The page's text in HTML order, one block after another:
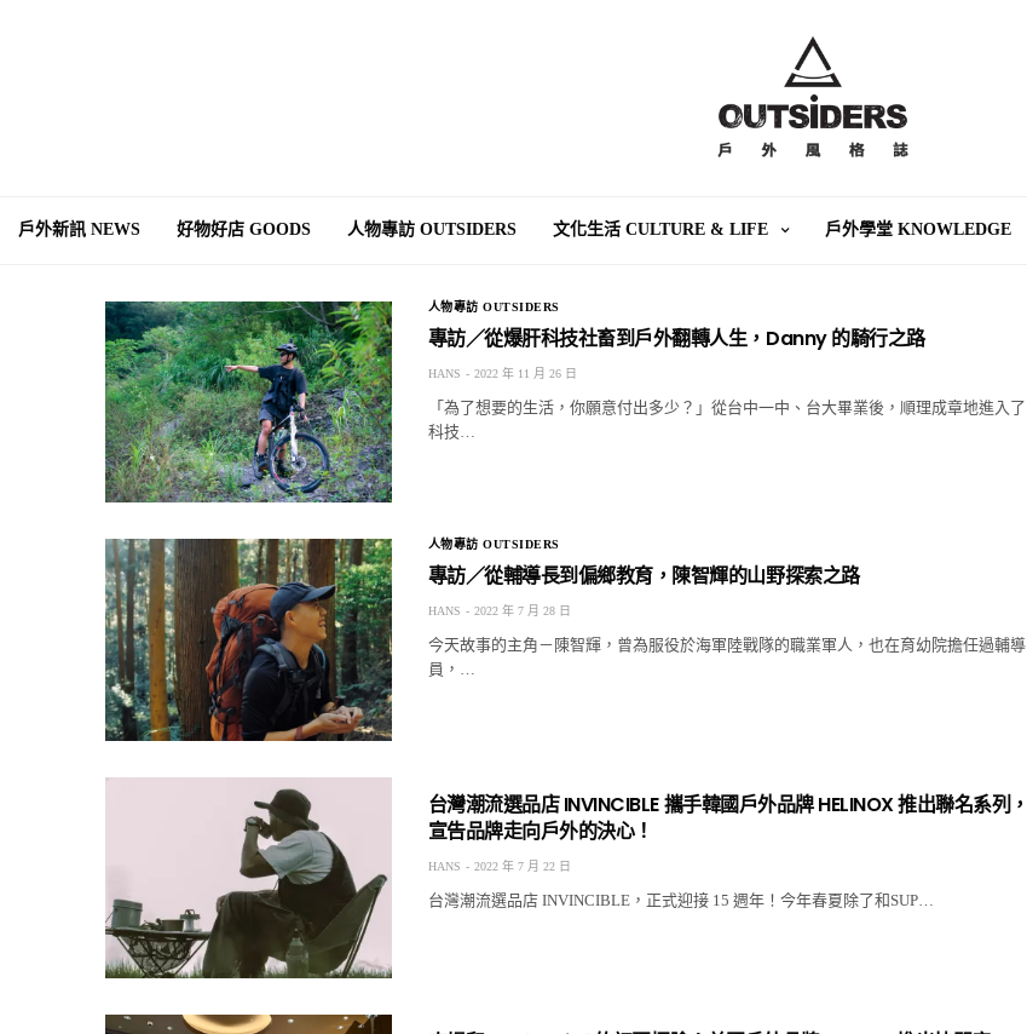
戶外新訊 NEWS 好物好店 GOODS 人物專訪 OUTSIDERS 文化生活 CULTURE & LIFE 戶外學堂 KNOWLEDGE
人物專訪 OUTSIDERS
專訪／從爆肝科技社畜到戶外翻轉人生，Danny 的騎行之路
HANS 2022 年 11 月 26 日
「為了想要的生活，你願意付出多少？」從台中一中、台大畢業後，順理成章地進入了
科技…
人物專訪 OUTSIDERS
專訪／從輔導長到偏鄉教育，陳智輝的山野探索之路
HANS 2022 年 7 月 28 日
今天故事的主角－陳智輝，曾為服役於海軍陸戰隊的職業軍人，也在育幼院擔任過輔導
員，…
台灣潮流選品店 INVINCIBLE 攜手韓國戶外品牌 HELINOX 推出聯名系列，
宣告品牌走向戶外的決心！
HANS 2022 年 7 月 22 日
台灣潮流選品店 INVINCIBLE，正式迎接 15 週年！今年春夏除了和SUP…